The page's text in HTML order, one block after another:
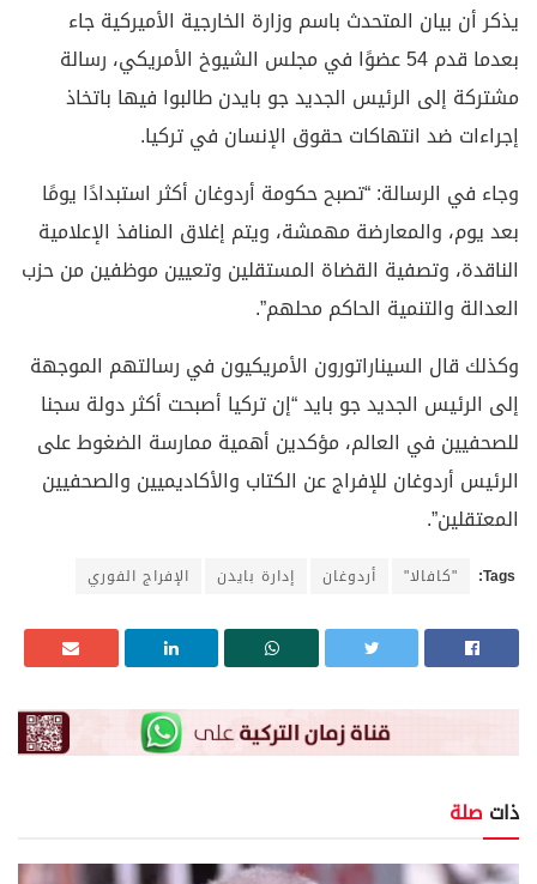
يذكر أن بيان المتحدث باسم وزارة الخارجية الأميركية جاء
بعدما قدم 54 عضوًا في مجلس الشيوخ الأمريكي، رسالة
مشتركة إلى الرئيس الجديد جو بايدن طالبوا فيها باتخاذ
إجراءات ضد انتهاكات حقوق الإنسان في تركيا.
وجاء في الرسالة: “تصبح حكومة أردوغان أكثر استبدادًا يومًا
بعد يوم، والمعارضة مهمشة، ويتم إغلاق المنافذ الإعلامية
الناقدة، وتصفية القضاة المستقلين وتعيين موظفين من حزب
العدالة والتنمية الحاكم محلهم”.
وكذلك قال السيناراتورون الأمريكيون في رسالتهم الموجهة
إلى الرئيس الجديد جو بايد “إن تركيا أصبحت أكثر دولة سجنا
للصحفيين في العالم، مؤكدين أهمية ممارسة الضغوط على
الرئيس أردوغان للإفراج عن الكتاب والأكاديميين والصحفيين
المعتقلين”.
Tags: "كافالا" أردوغان إدارة بايدن الإفراج الفوري
ذاتصلة